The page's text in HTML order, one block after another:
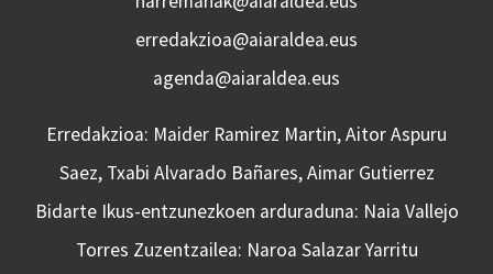
erredakzioa@aiaraldea.eus
agenda@aiaraldea.eus
Erredakzioa: Maider Ramirez Martin, Aitor Aspuru
Saez, Txabi Alvarado Bañares, Aimar Gutierrez
Bidarte Ikus-entzunezkoen arduraduna: Naia Vallejo
Torres Zuzentzailea: Naroa Salazar Yarritu